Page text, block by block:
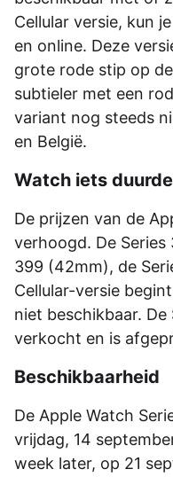
Cellular versie, kun
en online. Deze
grote rode stip op
subtieler met een
variant nog steeds
en België.
Watch iets
De prijzen van de
verhoogd. De
399 (42mm), de
Cellular-versie
niet beschikbaar.
verkocht en is
Beschikbaarheid
De Apple Watch
vrijdag, 14
week later, op 21